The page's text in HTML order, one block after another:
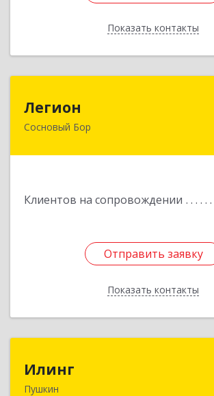
Показать контакты
Назад
Легион
Сосновый Бор
Клиентов на сопровождении
Отправить заявку
Показать контакты
188544, Ленинградская обл,
Отправить заявку
Назад
Илинг
Пушкин